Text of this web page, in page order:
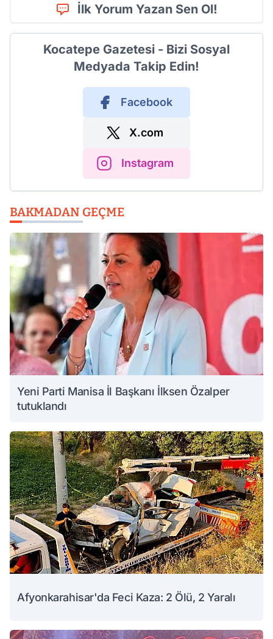
İlk Yorum Yazan Sen Ol!
Kocatepe Gazetesi - Bizi Sosyal
Medyada Takip Edin!
Facebook
X.com
Instagram
BAKMADAN GEÇME
Yeni Parti Manisa İl Başkanı İlksen Özalper
tutuklandı
Afyonkarahisar'da Feci Kaza: 2 Ölü, 2 Yaralı